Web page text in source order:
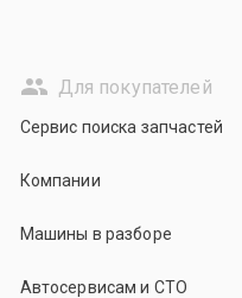
Для покупателей
Сервис поиска запчастей
Компании
Машины в разборе
Автосервисам и СТО